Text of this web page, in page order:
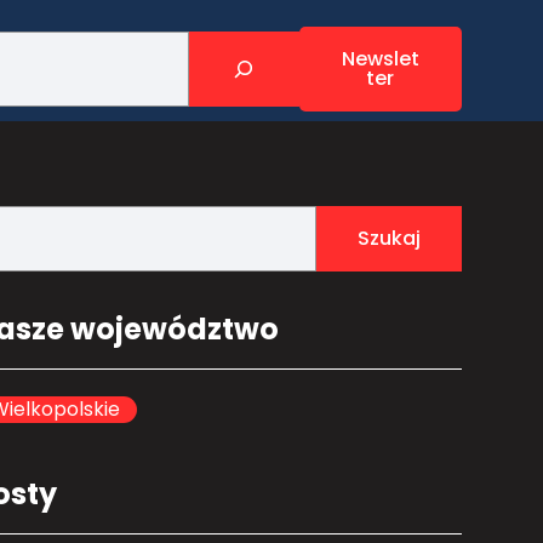
Newslet
ter
Szukaj
województwo